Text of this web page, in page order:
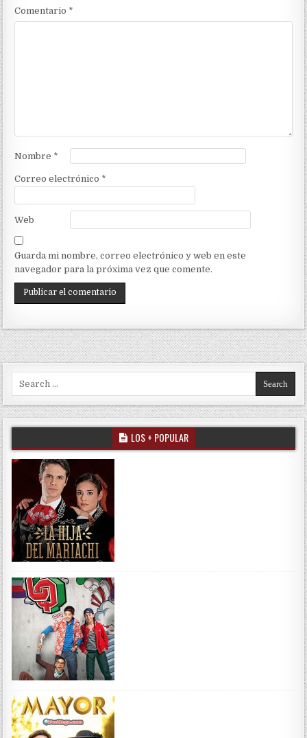
Comentario *
Nombre *
Correo electrónico *
Web
Guarda mi nombre, correo electrónico y web en este
navegador para la próxima vez que comente.
Search for:
LOS + POPULAR